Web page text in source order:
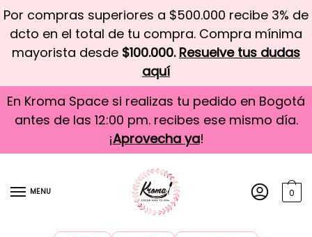
Por compras superiores a $500.000 recibe 3% de
dcto en el total de tu compra. Compra mínima
mayorista desde $100.000. Resuelve tus dudas
aquí
En Kroma Space si realizas tu pedido en Bogotá
antes de las 12:00 pm. recibes ese mismo día.
¡Aprovecha ya!
MENU 0